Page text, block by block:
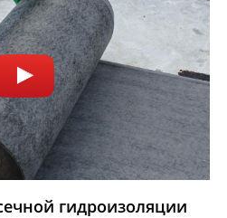
гидроизоляции